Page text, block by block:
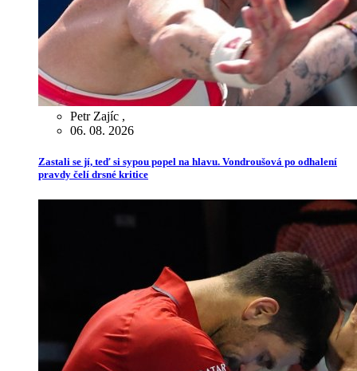
Petr Zajíc ,
06. 08. 2026
Zastali se jí, teď si sypou popel na hlavu. Vondroušová po odhalení
pravdy čelí drsné kritice